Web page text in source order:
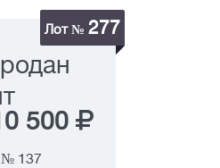
Лот № 277
500
№ 137